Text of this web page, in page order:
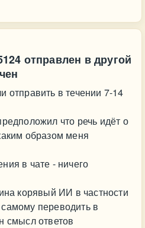
отправлен в другой
отправить в течении 7-14
что речь идёт о
образом меня
в чате - ничего
корявый ИИ в частности
переводить в
смысл ответов